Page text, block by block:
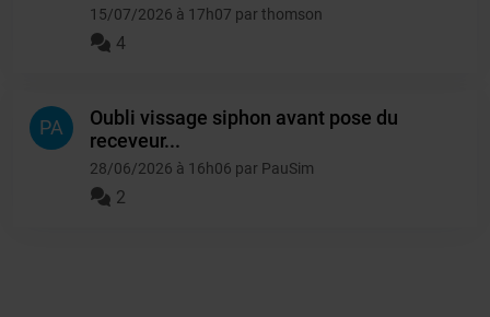
15/07/2026 à 17h07 par thomson
4
PA
Oubli vissage siphon avant pose du
receveur...
28/06/2026 à 16h06 par PauSim
2